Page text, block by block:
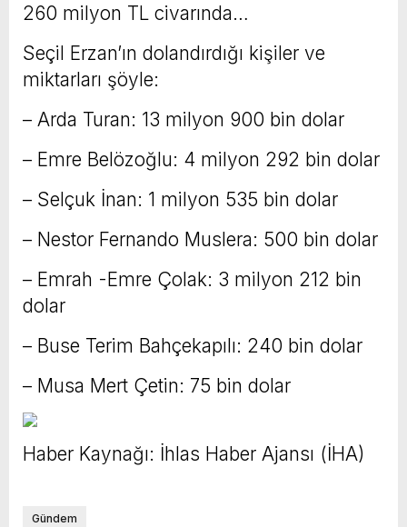
260 milyon TL civarında…
Seçil Erzan’ın dolandırdığı kişiler ve
miktarları şöyle:
– Arda Turan: 13 milyon 900 bin dolar
– Emre Belözoğlu: 4 milyon 292 bin dolar
– Selçuk İnan: 1 milyon 535 bin dolar
– Nestor Fernando Muslera: 500 bin dolar
– Emrah -Emre Çolak: 3 milyon 212 bin
dolar
– Buse Terim Bahçekapılı: 240 bin dolar
– Musa Mert Çetin: 75 bin dolar
Haber Kaynağı: İhlas Haber Ajansı (İHA)
Gündem